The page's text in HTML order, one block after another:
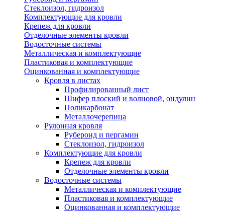
Стеклоизол, гидроизол
Комплектующие для кровли
Крепеж для кровли
Отделочные элементы кровли
Водосточные системы
Металлическая и комплектующие
Пластиковая и комплектующие
Оцинкованная и комплектующие
Кровля в листах
Профилированный лист
Шифер плоский и волновой, ондулин
Поликарбонат
Металлочерепица
Рулонная кровля
Рубероид и пергамин
Стеклоизол, гидроизол
Комплектующие для кровли
Крепеж для кровли
Отделочные элементы кровли
Водосточные системы
Металлическая и комплектующие
Пластиковая и комплектующие
Оцинкованная и комплектующие